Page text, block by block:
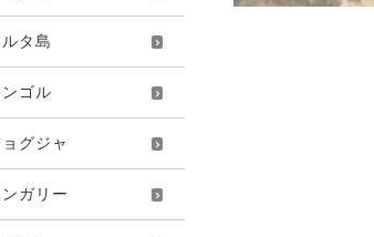
タ島
ンゴル
グジャ
ガリー